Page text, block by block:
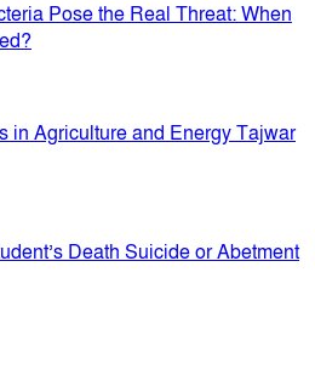
Pose the Real Threat: When
in Agriculture and Energy Tajwar
Death Suicide or Abetment